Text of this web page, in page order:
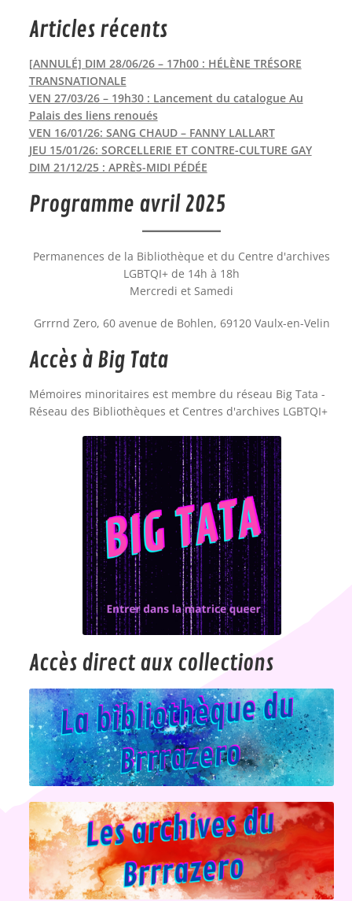
Articles récents
[ANNULÉ] DIM 28/06/26 – 17h00 : HÉLÈNE TRÉSORE
TRANSNATIONALE
VEN 27/03/26 – 19h30 : Lancement du catalogue Au
Palais des liens renoués
VEN 16/01/26: SANG CHAUD – FANNY LALLART
JEU 15/01/26: SORCELLERIE ET CONTRE-CULTURE GAY
DIM 21/12/25 : APRÈS-MIDI PÉDÉE
Programme avril 2025
Permanences de la Bibliothèque et du Centre d'archives
LGBTQI+ de 14h à 18h
Mercredi et Samedi
Grrrnd Zero, 60 avenue de Bohlen, 69120 Vaulx-en-Velin
Accès à Big Tata
Mémoires minoritaires est membre du réseau Big Tata -
Réseau des Bibliothèques et Centres d'archives LGBTQI+
Accès direct aux collections